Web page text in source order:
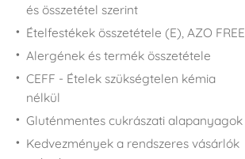
és összetétel szerint
Ételfestékek összetétele (E), AZO FREE
Alergének és termék összetétele
CEFF - Ételek szükségtelen kémia
nélkül
Gluténmentes cukrászati alapanyagok
Kedvezmények a rendszeres vásárlók